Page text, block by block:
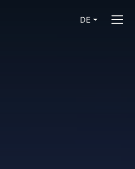
DE
CURRENT